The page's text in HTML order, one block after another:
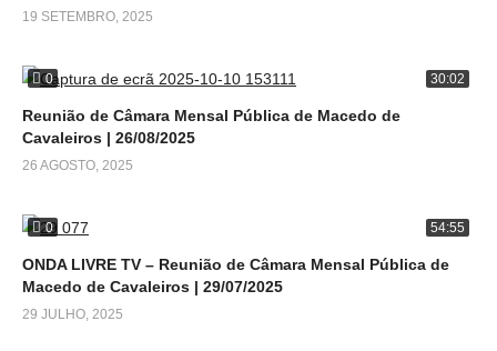
19 SETEMBRO, 2025
0 30:02
Reunião de Câmara Mensal Pública de Macedo de
Cavaleiros | 26/08/2025
26 AGOSTO, 2025
0 54:55
ONDA LIVRE TV – Reunião de Câmara Mensal Pública de
Macedo de Cavaleiros | 29/07/2025
29 JULHO, 2025